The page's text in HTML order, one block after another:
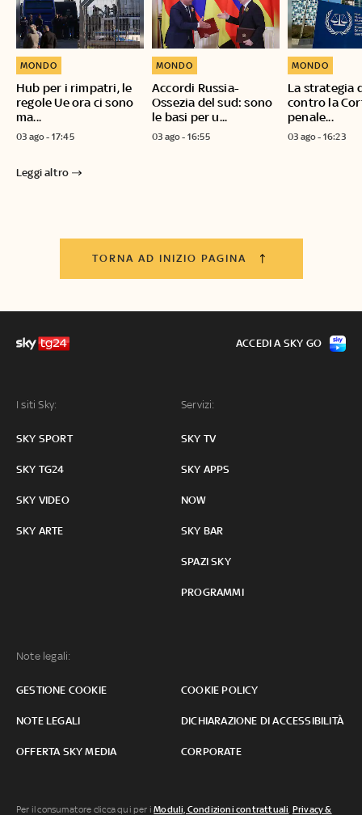
Hub per i rimpatri, le
regole Ue ora ci sono
ma...
MONDO
03 ago - 17:45
Accordi Russia-
Ossezia del sud: sono
le basi per u...
MONDO
03 ago - 16:55
La strategia
contro la
penale...
MONDO
03 ago - 16:23
Leggi altro
TORNA AD INIZIO PAGINA
I siti Sky:
SKY SPORT
SKY TG24
SKY VIDEO
SKY ARTE
Servizi:
SKY TV
SKY APPS
NOW
SKY BAR
SPAZI SKY
PROGRAMMI
Note legali:
GESTIONE COOKIE COOKIE POLICY
NOTE LEGALI DICHIARAZIONE DI ACCESSIBILITÀ
OFFERTA SKY MEDIA CORPORATE
ACCEDI A SKY GO
Per il consumatore clicca qui per iModuli, Condizioni contrattuali Privacy &